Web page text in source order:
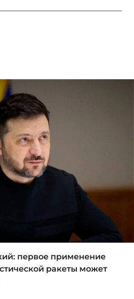
первое применение
ракеты может